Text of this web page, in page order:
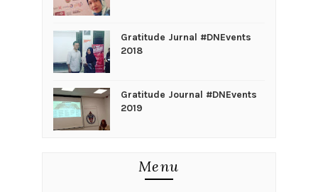
Gratitude Jurnal #DNEvents
2018
Gratitude Journal #DNEvents
2019
Menu